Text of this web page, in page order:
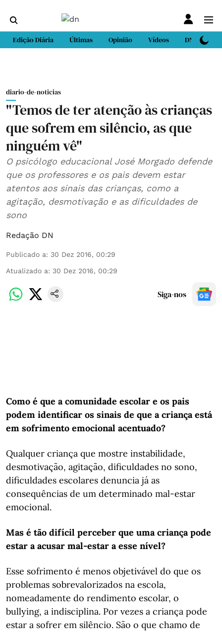
Edição Diária Últimas Opinião Vídeos DN Sport
diario-de-noticias
"Temos de ter atenção às crianças
que sofrem em silêncio, as que
ninguém vê"
O psicólogo educacional José Morgado defende
que os professores e os pais devem estar
atentos aos sinais das crianças, como a
agitação, desmotivação e as dificuldades de
sono
Redação DN
Publicado a: 30 Dez 2016, 00:29
Atualizado a: 30 Dez 2016, 00:29
Siga-nos
Como é que a comunidade escolar e os pais
podem identificar os sinais de que a criança está
em sofrimento emocional acentuado?
Qualquer criança que mostre instabilidade,
desmotivação, agitação, dificuldades no sono,
dificuldades escolares denuncia já as
consequências de um determinado mal-estar
emocional.
Mas é tão difícil perceber que uma criança pode
estar a acusar mal-estar a esse nível?
Esse sofrimento é menos objetivável do que os
problemas sobrevalorizados na escola,
nomeadamente do rendimento escolar, o
bullying, a indisciplina. Por vezes a criança pode
estar a sofrer em silêncio. São o que chamo de